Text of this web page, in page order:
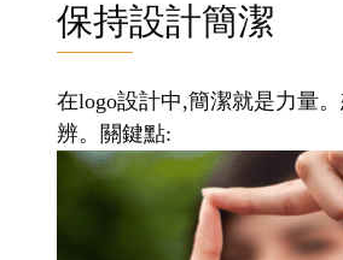
保持設計簡潔
在logo設計中,簡潔就是力量
辨。關鍵點: